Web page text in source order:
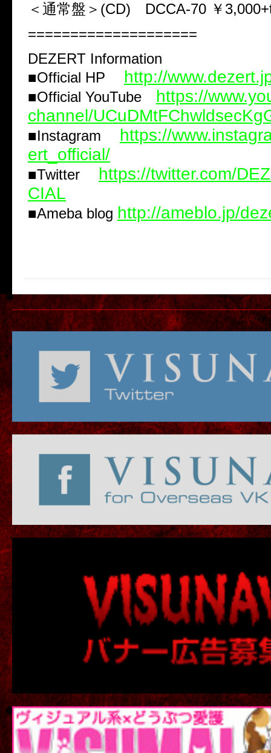
＜通常盤＞(CD) DCCA-70 ￥
====================
DEZERT Information
■Official HP http://
■Official YouTube https://
channel/
■Instagram https://
ert_official/
■Twitter https://twitter.com/
CIAL
■Ameba blog http://ameblo.jp/